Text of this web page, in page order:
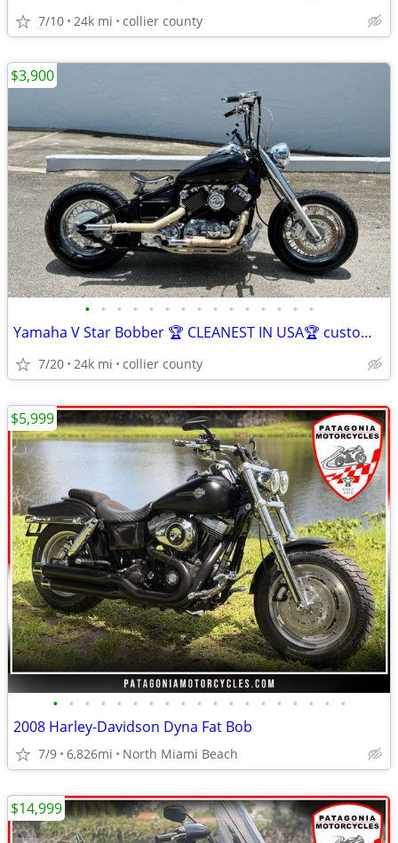
7/10 24k mi collier county
• • • • • • • • • • • • • • •
Yamaha V Star Bobber 🏆 CLEANEST IN USA🏆 custom with FL title in hand
7/20 24k mi collier county
$3,900
• • • • • • • • • • • • • • • • • • •
2008 Harley-Davidson Dyna Fat Bob
7/9 6,826mi North Miami Beach
$5,999
$14,999